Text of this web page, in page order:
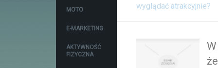
MOTO
E-MARKETING
AKTYWNOŚĆ
FIZYCZNA
wyglądać atrakcyjnie?